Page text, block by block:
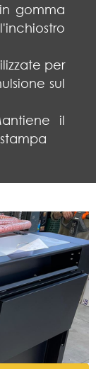
gomma
per
sul
il